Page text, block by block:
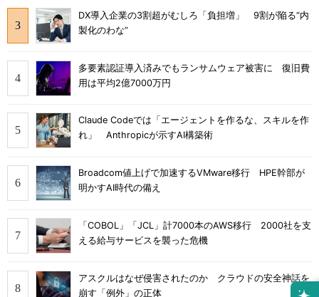
DX導入企業の3割超がむしろ「負担増」 9割が陥る“内
製化のわな”
多要素認証導入済みでもランサムウェア被害に 復旧費
用は平均2億7000万円
Claude Codeでは「エージェントを作るな、スキルを作
れ」 Anthropicが示すAI構築術
Broadcom値上げで加速するVMware移行 HPE幹部が
明かすAI時代の備え
「COBOL」「JCL」計7000本のAWS移行 2000社を支
える給与サービスを襲った危機
アスクルはなぜ侵害されたのか クラウドの安全神話を
崩す「例外」の正体